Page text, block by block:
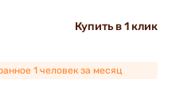
Купить в 1 клик
1 человек за месяц